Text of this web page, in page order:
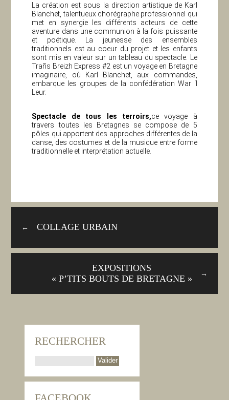
La création est sous la direction artistique de Karl
Blanchet, talentueux chorégraphe professionnel qui
met en synergie les différents acteurs de cette
aventure dans une communion à la fois puissante
et poétique. La jeunesse des ensembles
traditionnels est au coeur du projet et les enfants
sont mis en valeur sur un tableau du spectacle. Le
Trañs Breizh Express #2 est un voyage en Bretagne
imaginaire, où Karl Blanchet, aux commandes,
embarque les groupes de la confédération War ‘l
Leur.
Spectacle de tous les terroirs,ce voyage à
travers toutes les Bretagnes se compose de 5
pôles qui apportent des approches différentes de la
danse, des costumes et de la musique entre forme
traditionnelle et interprétation actuelle.
← COLLAGE URBAIN
→
EXPOSITIONS
« P’TITS BOUTS DE BRETAGNE »
RECHERCHER